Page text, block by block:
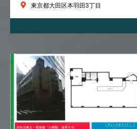
東京都大田区本羽田3丁目